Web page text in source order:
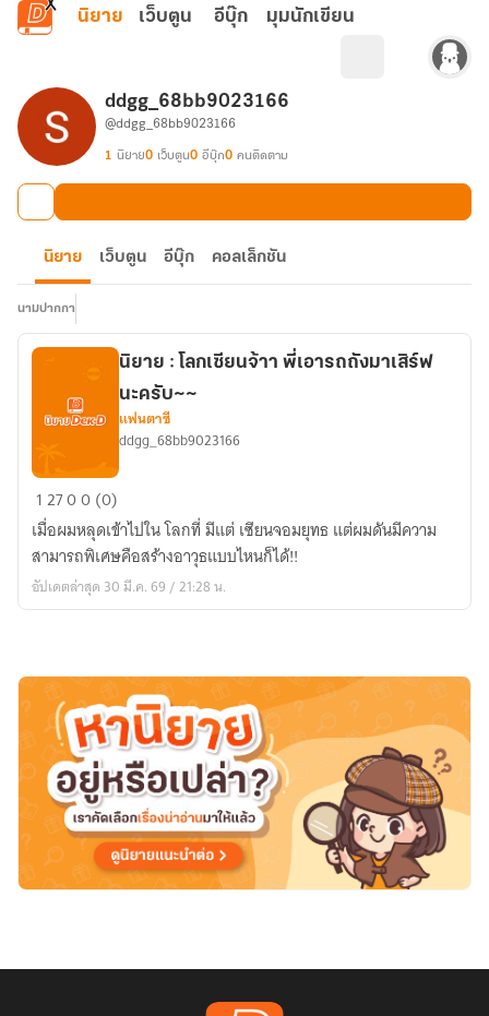
ข้ามไปยังเนื้อหาหลัก
นิยาย เว็บตูน อีบุ๊ก มุมนักเขียน
ddgg_68bb9023166
@ddgg_68bb9023166
1 นิยาย0 เว็บตูน0 อีบุ๊ก0 คนติดตาม
นิยาย เว็บตูน อีบุ๊ก คอลเล็กชัน
นามปากกา
นิยาย
โลก
เซียน
จ้าา
รถ
ถัง
มา
เสิร์ฟ
นะ
ครับ~~
นิยาย : โลกเซียนจ้าา พี่เอารถถังมาเสิร์ฟ
นะครับ~~
แฟนตาซี
ddgg_68bb9023166
12700 (0)
เมื่อผมหลุดเข้าไปใน โลกที่ มีแต่ เซียนจอมยุทธ แต่ผมดันมีความ
สามารถพิเศษคือสร้างอาวุธแบบไหนก็ได้!!
อัปเดตล่าสุด 30 มี.ค. 69 / 21:28 น.